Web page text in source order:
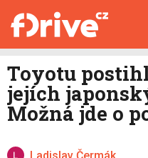
KATALOG
MAPA STANIC
DALŠÍ
HYBRIDY
E-MOTORSPORT
OSTATNÍ
Facebook
Toyotu
jejích
Možná jde o